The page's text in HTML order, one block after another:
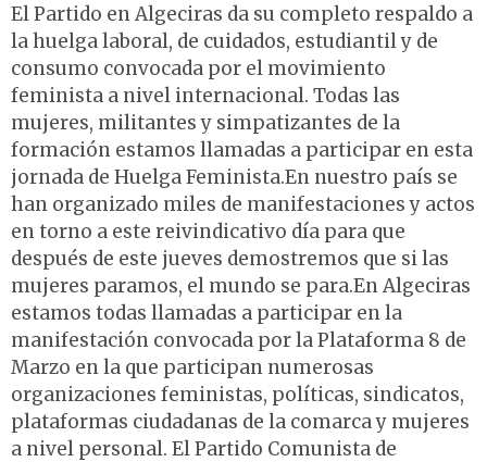
El Partido en Algeciras da su completo respaldo a
la huelga laboral, de cuidados, estudiantil y de
consumo convocada por el movimiento
feminista a nivel internacional. Todas las
mujeres, militantes y simpatizantes de la
formación estamos llamadas a participar en esta
jornada de Huelga Feminista.En nuestro país se
han organizado miles de manifestaciones y actos
en torno a este reivindicativo día para que
después de este jueves demostremos que si las
mujeres paramos, el mundo se para.En Algeciras
estamos todas llamadas a participar en la
manifestación convocada por la Plataforma 8 de
Marzo en la que participan numerosas
organizaciones feministas, políticas, sindicatos,
plataformas ciudadanas de la comarca y mujeres
a nivel personal. El Partido Comunista de